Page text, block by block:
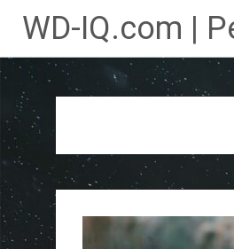
Lompat
konten
WD-IQ.com |